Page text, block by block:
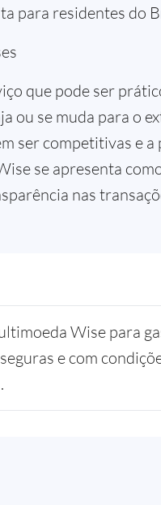
para residentes do
que pode ser
ou se muda para o
ser competitivas e
se apresenta
nas
Wise para
e com